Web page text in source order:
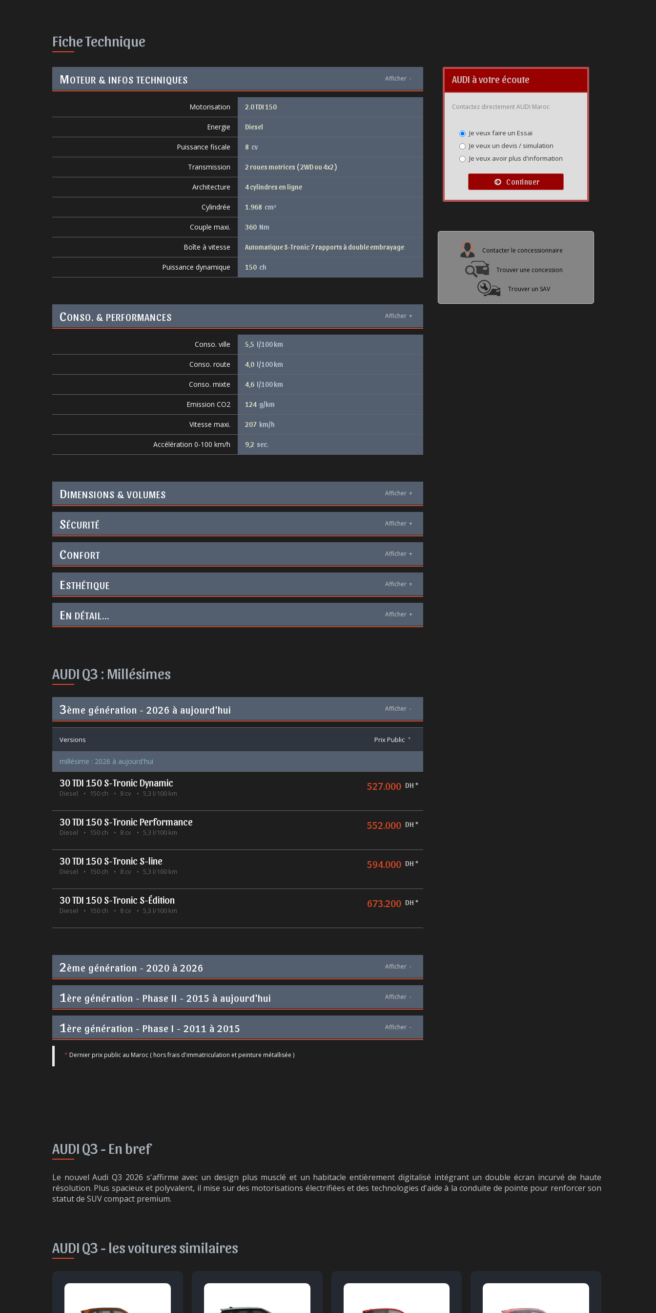
Fiche Technique
MOTEUR & INFOS TECHNIQUES Afficher -
Motorisation 2.0 TDI 150
Energie Diesel
Puissance fiscale 8 cv
Transmission 2 roues motrices ( 2WD ou 4x2 )
Architecture 4 cylindres en ligne
Cylindrée 1.968 cm³
Couple maxi. 360 Nm
Boîte à vitesse Automatique S-Tronic 7 rapports à double embrayage
Puissance dynamique 150 ch
CONSO. & PERFORMANCES Afficher +
Conso. ville 5,5 l/100 km
Conso. route 4,0 l/100 km
Conso. mixte 4,6 l/100 km
Emission CO2 124 g/km
Vitesse maxi. 207 km/h
Accélération 0-100 km/h 9,2 sec.
DIMENSIONS & VOLUMES Afficher +
SÉCURITÉ Afficher +
CONFORT Afficher +
ESTHÉTIQUE Afficher +
EN DÉTAIL... Afficher +
AUDI Q3 : Millésimes
3ème génération - 2026 à aujourd'hui Afficher -
Versions Prix Public *
millésime : 2026 à aujourd'hui
30 TDI 150 S-Tronic Dynamic
Diesel 150 ch 8 cv 5,3 l/100 km
527.000 DH *
30 TDI 150 S-Tronic Performance
Diesel 150 ch 8 cv 5,3 l/100 km
552.000 DH *
30 TDI 150 S-Tronic S-line
Diesel 150 ch 8 cv 5,3 l/100 km
594.000 DH *
30 TDI 150 S-Tronic S-Édition
Diesel 150 ch 8 cv 5,3 l/100 km
673.200 DH *
2ème génération - 2020 à 2026 Afficher -
1 ère génération - Phase II - 2015 à aujourd'hui Afficher -
1 ère génération - Phase I - 2011 à 2015 Afficher -
* Dernier prix public au Maroc ( hors frais d'immatriculation et peinture métallisée )
AUDI à votre écoute
Contactez directement AUDI Maroc
Je veux faire un Essai
Je veux un devis / simulation
Je veux avoir plus d'information
Continuer
Contacter le concessionnaire
Trouver une concession
Trouver un SAV
AUDI Q3 - En bref
Le nouvel Audi Q3 2026 s'affirme avec un design plus musclé et un habitacle entièrement digitalisé intégrant un double écran incurvé de haute
résolution. Plus spacieux et polyvalent, il mise sur des motorisations électrifiées et des technologies d'aide à la conduite de pointe pour renforcer son
statut de SUV compact premium.
AUDI Q3 - les voitures similaires